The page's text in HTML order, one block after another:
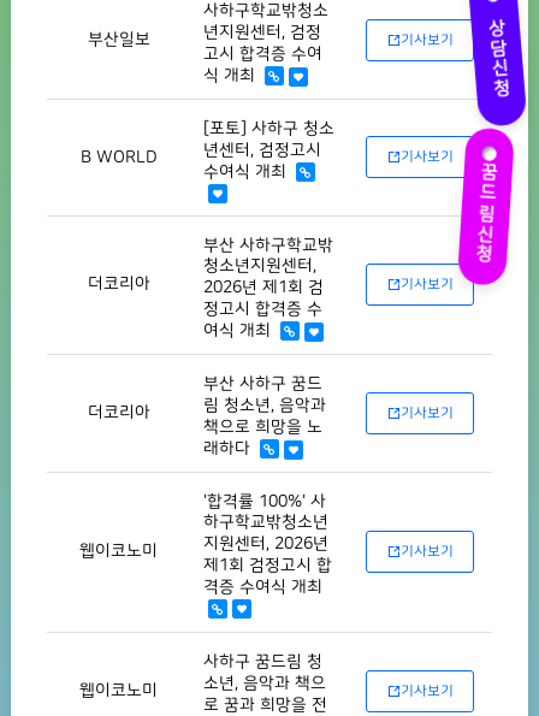
상담신청
꿈드림신청
부산일보
사하구학교밖청소
년지원센터, 검정
고시 합격증 수여
식 개최
기사보기
B WORLD
[포토] 사하구 청소
년센터, 검정고시
수여식 개최
기사보기
더코리아
부산 사하구학교밖
청소년지원센터,
2026년 제1회 검
정고시 합격증 수
여식 개최
기사보기
더코리아
부산 사하구 꿈드
림 청소년, 음악과
책으로 희망을 노
래하다
기사보기
웹이코노미
'합격률 100%' 사
하구학교밖청소년
지원센터, 2026년
제1회 검정고시 합
격증 수여식 개최
기사보기
웹이코노미
사하구 꿈드림 청
소년, 음악과 책으
로 꿈과 희망을 전
기사보기